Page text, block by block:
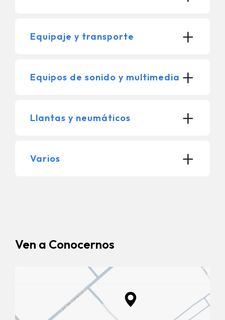
Equipaje y transporte +
Equipos de sonido y multimedia +
Llantas y neumáticos +
Varios +
Ven a Conocernos